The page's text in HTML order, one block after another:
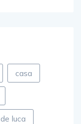
casa
de luca